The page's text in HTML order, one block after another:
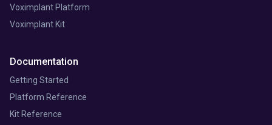
Voximplant Platform
Voximplant Kit
Documentation
Getting Started
Platform Reference
Kit Reference